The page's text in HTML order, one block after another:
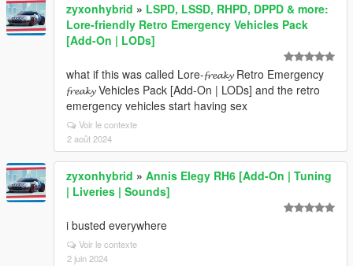
zyxonhybrid » LSPD, LSSD, RHPD, DPPD & more:
Lore-friendly Retro Emergency Vehicles Pack
[Add-On | LODs]
what if this was called Lore-𝓯𝓻𝓮𝓪𝓴𝔂 Retro Emergency
𝓯𝓻𝓮𝓪𝓴𝔂 Vehicles Pack [Add-On | LODs] and the retro
emergency vehicles start having sex
Voir le contexte
2 août 2024
zyxonhybrid » Annis Elegy RH6 [Add-On | Tuning
| Liveries | Sounds]
i busted everywhere
Voir le contexte
2 juin 2024